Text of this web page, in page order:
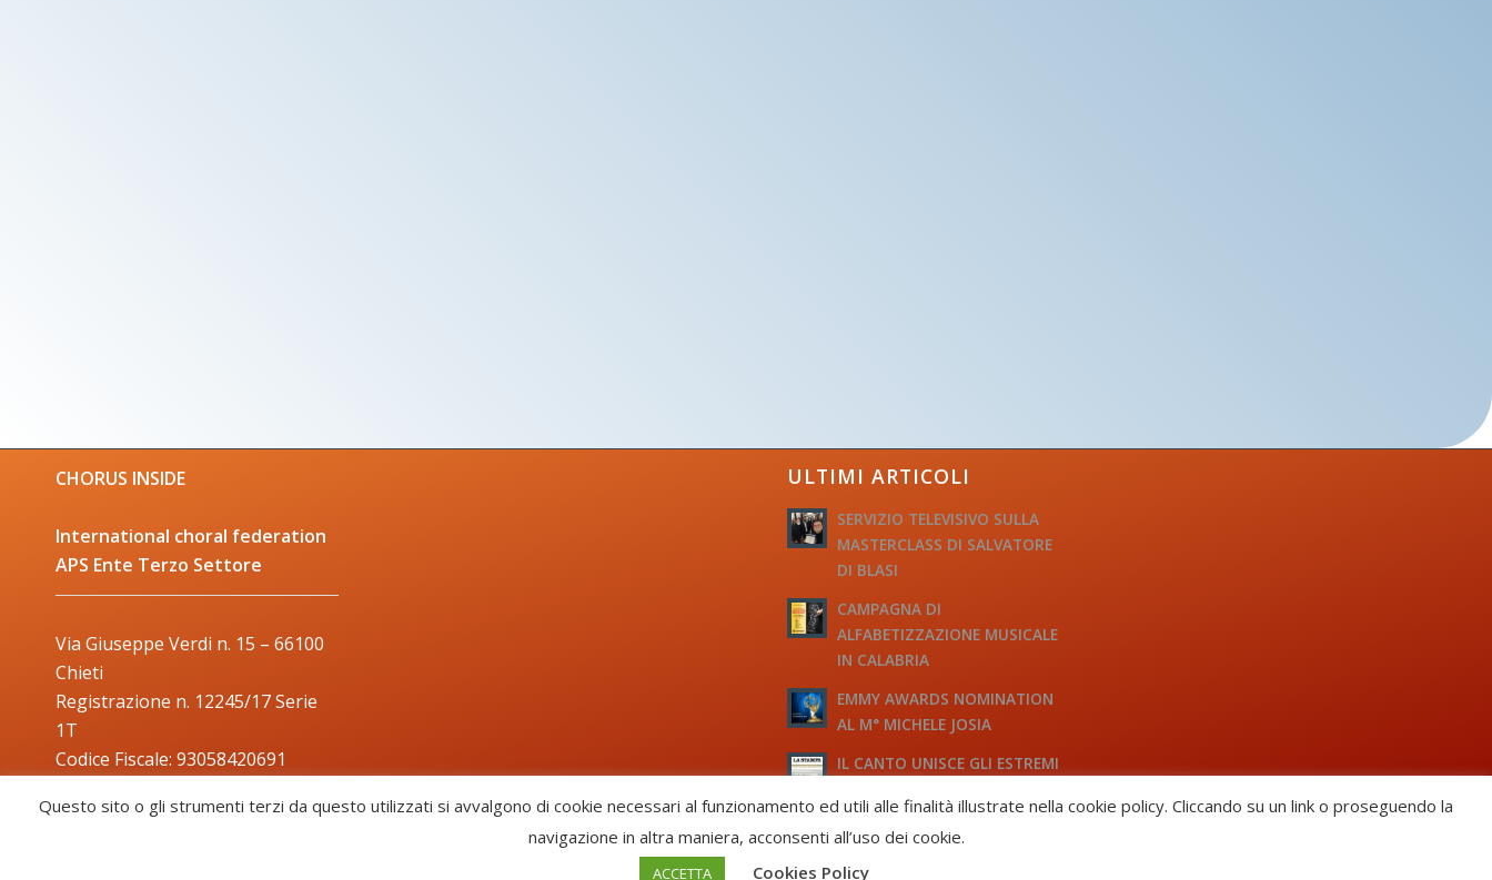
CHORUS INSIDE
International choral federation
APS Ente Terzo Settore
Via Giuseppe Verdi n. 15 – 66100
Chieti
Registrazione n. 12245/17 Serie
1T
Codice Fiscale: 93058420691
ULTIMI ARTICOLI
SERVIZIO TELEVISIVO SULLA
MASTERCLASS DI SALVATORE
DI BLASI
CAMPAGNA DI
ALFABETIZZAZIONE MUSICALE
IN CALABRIA
EMMY AWARDS NOMINATION
AL M° MICHELE JOSIA
IL CANTO UNISCE GLI ESTREMI
Chorus Inside - International Choral Federation - APS Ente Terzo Settore · CF: 93058420691
Questo sito o gli strumenti terzi da questo utilizzati si avvalgono di cookie necessari al funzionamento ed utili alle finalità illustrate nella cookie policy. Cliccando su un link o proseguendo la
navigazione in altra maniera, acconsenti all’uso dei cookie.
ACCETTA Cookies Policy